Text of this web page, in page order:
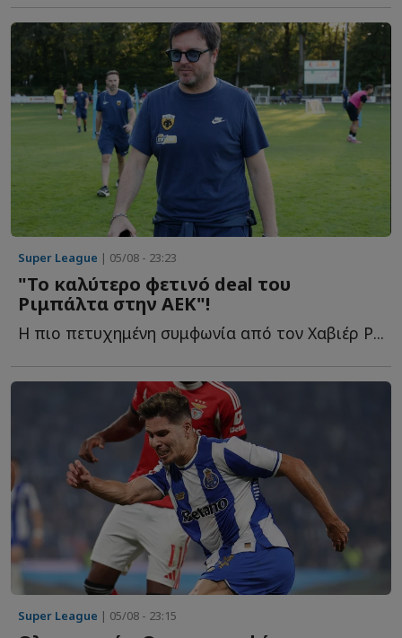
Super League | 05/08 - 23:23
"Το καλύτερο φετινό deal του
Ριμπάλτα στην ΑΕΚ"!
Η πιο πετυχημένη συμφωνία από τον Χαβιέρ Ρ...
Super League | 05/08 - 23:15